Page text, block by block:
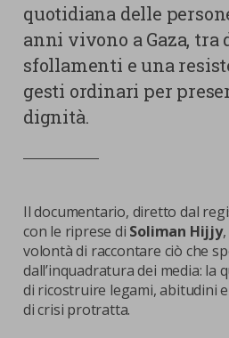
quotidiana delle
anni vivono a Gaza, tra
sfollamenti e una
gesti ordinari per
dignità.
Il documentario, diretto dal
con le riprese di Soliman Hijjy
volontà di raccontare ciò che
dall’inquadratura dei media: la
di ricostruire legami, abitudini
di crisi protratta.